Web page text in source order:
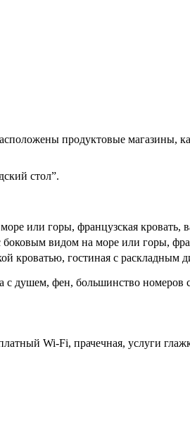
продуктовые магазины,
стол”.
или горы, французская кровать,
боковым видом на море или горы,
кроватью, гостиная с
душем, фен, большинство
Wi-Fi, прачечная, услуги